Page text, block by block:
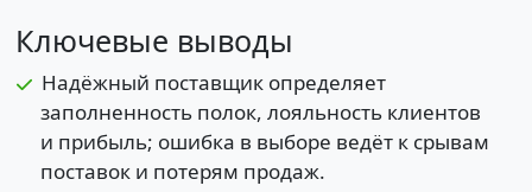
Ключевые выводы
Надёжный поставщик определяет
заполненность полок, лояльность клиентов
и прибыль; ошибка в выборе ведёт к срывам
поставок и потерям продаж.